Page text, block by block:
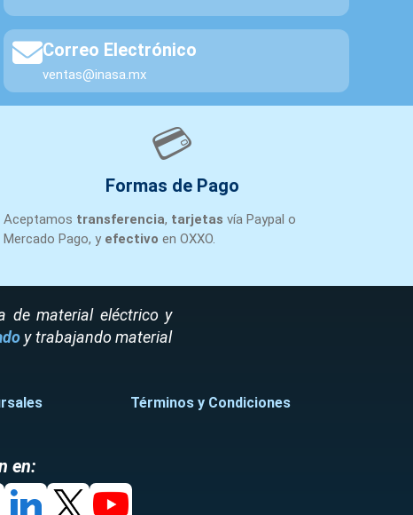
Correo Electrónico
ventas@inasa.mx
💳
Formas de Pago
Aceptamos transferencia, tarjetas vía Paypal o
Mercado Pago, y efectivo en OXXO.
de material eléctrico y
y trabajando material
Términos y Condiciones
en: